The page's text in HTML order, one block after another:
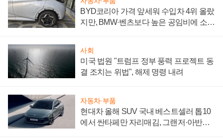
BYD코리아 가격 앞세워 수입차 4위 올랐
지만, BMW·벤츠보다 높은 공임비에 소비
사회
미국 법원 "트럼프 정부 풍력 프로젝트 동
결 조치는 위법", 해제 명령 내려
자동차·부품
현대차 올해 SUV 국내 베스트셀러 톱10
에서 싼타페만 자리매김, 그랜저·아반떼